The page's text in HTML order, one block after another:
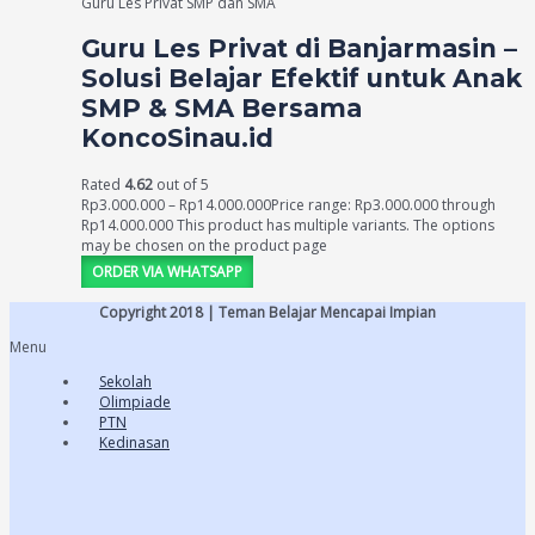
Guru Les Privat di Banjarmasin –
Solusi Belajar Efektif untuk Anak
SMP & SMA Bersama
KoncoSinau.id
Rated 4.62 out of 5
Rp3.000.000– Rp14.000.000Price range: Rp3.000.000 through
Rp14.000.000This product has multiple variants. The options
may be chosen on the product page
ORDER VIA WHATSAPP
Copyright 2018 | Teman Belajar Mencapai Impian
Menu
Sekolah
Olimpiade
PTN
Kedinasan